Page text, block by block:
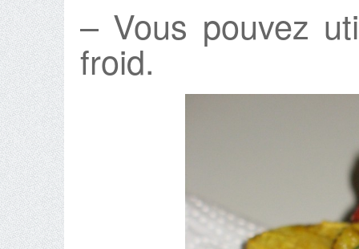
– Vous pouvez
froid.